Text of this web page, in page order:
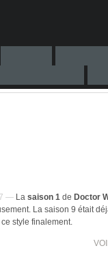
— La saison 1 de Doctor
La saison 9 était
style finalement.